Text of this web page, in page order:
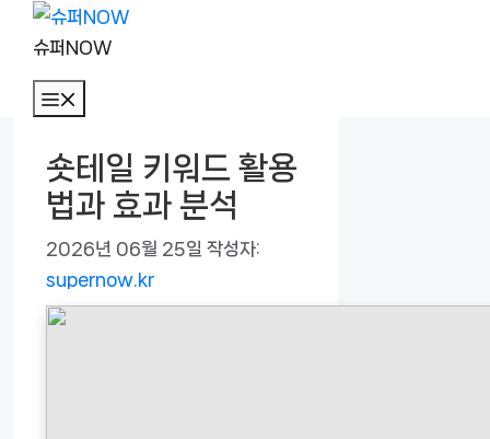
슈퍼NOW
숏테일 키워드 활용
법과 효과 분석
2026년 06월 25일 작성자:
supernow.kr